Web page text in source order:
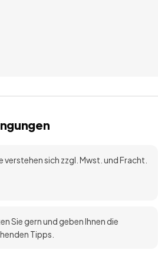
verstehen sich zzgl. Mwst. und Fracht.
Sie gern und geben Ihnen die
Tipps.